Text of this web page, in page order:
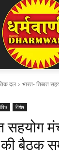
दल
भारत- तिब्बत
विशेष
सहयोग
की बैठक